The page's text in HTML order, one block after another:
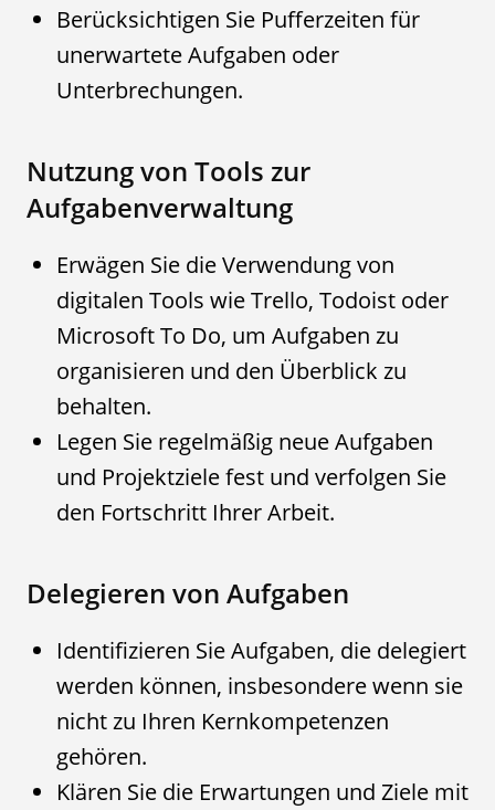
Berücksichtigen Sie Pufferzeiten für
unerwartete Aufgaben oder
Unterbrechungen.
Nutzung von Tools zur
Aufgabenverwaltung
Erwägen Sie die Verwendung von
digitalen Tools wie Trello, Todoist oder
Microsoft To Do, um Aufgaben zu
organisieren und den Überblick zu
behalten.
Legen Sie regelmäßig neue Aufgaben
und Projektziele fest und verfolgen Sie
den Fortschritt Ihrer Arbeit.
Delegieren von Aufgaben
Identifizieren Sie Aufgaben, die delegiert
werden können, insbesondere wenn sie
nicht zu Ihren Kernkompetenzen
gehören.
Klären Sie die Erwartungen und Ziele mit